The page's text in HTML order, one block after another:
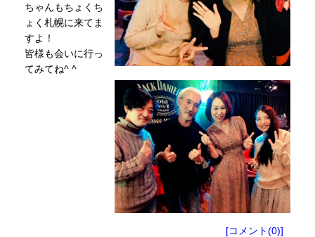
ちゃんもちょくち
ょく札幌に来てま
すよ！
皆様も会いに行っ
てみてね^ ^
[コメント(0)]